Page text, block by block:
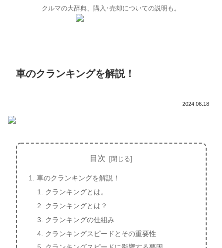
クルマの大辞典、購入･売却についての説明も。
車のクランキングを解説！
2024.06.18
目次
車のクランキングを解説！
クランキングとは。
クランキングとは？
クランキングの仕組み
クランキングスピードとその重要性